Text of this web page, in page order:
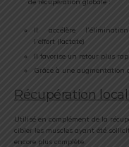
de récupération globale :
Il accélère
l’effort (lactate)
Il favorise un retour plus
Grâce à une
Récupération
Utilisé en complément de la
cibler les muscles ayant été
encore plus complète.